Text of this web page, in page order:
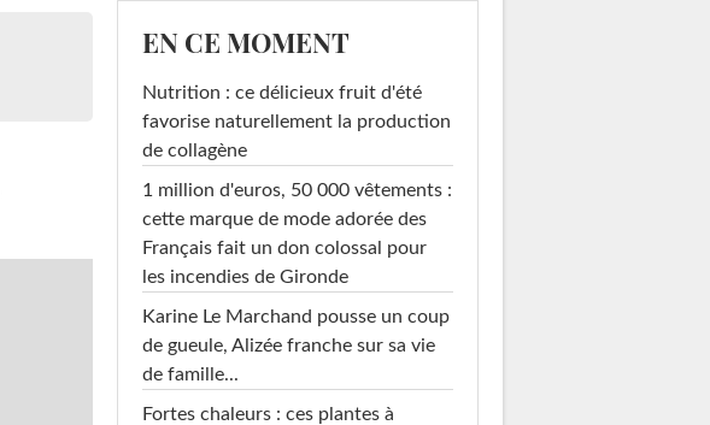
EN CE MOMENT
Nutrition : ce délicieux fruit d'été
favorise naturellement la production
de collagène
1 million d'euros, 50 000 vêtements :
cette marque de mode adorée des
Français fait un don colossal pour
les incendies de Gironde
Karine Le Marchand pousse un coup
de gueule, Alizée franche sur sa vie
de famille...
Fortes chaleurs : ces plantes à